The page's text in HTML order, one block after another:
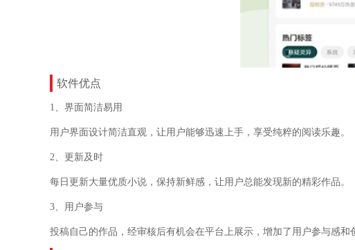
软件优点
1、界面简洁易用
用户界面设计简洁直观，让用户能够迅速上手，享受纯粹的阅读乐趣。
2、更新及时
每日更新大量优质小说，保持新鲜感，让用户总能发现新的精彩作品。
3、用户参与
投稿自己的作品，经审核后有机会在平台上展示，增加了用户参与感和